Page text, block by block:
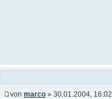
von marco » 30.01.2004, 16:02